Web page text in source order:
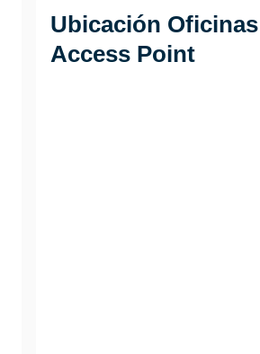
Ubicación
Access Point